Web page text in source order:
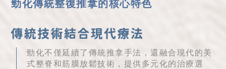
勁化傳統整復推拿的核心特色
勁化不僅延續了傳統推拿手法，還融合現代的美
式整脊和筋膜放鬆技術，提供多元化的治療選